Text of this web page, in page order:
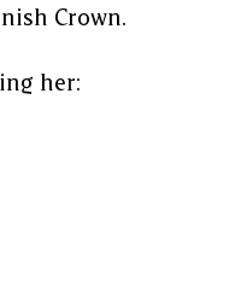
Crown.
her: